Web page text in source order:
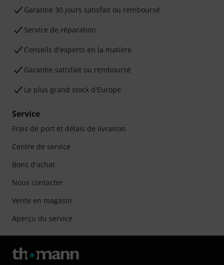
Garantie 30 jours satisfait ou remboursé
Service de réparation
Conseils d'experts en la matière
Garantie satisfait ou remboursé
Le plus grand stock d'Europe
Service
Frais de port et délais de livraison
Centre de service
Bons d'achat
Nous contacter
Vente en magasin
Aperçu du service